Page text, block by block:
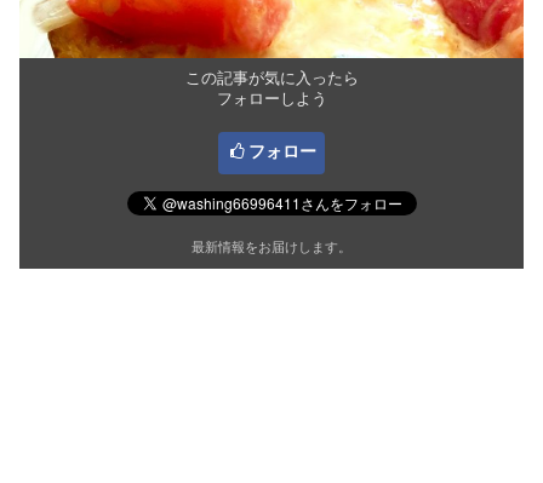
この記事が気に入ったら
フォローしよう
フォロー
最新情報をお届けします。